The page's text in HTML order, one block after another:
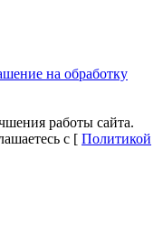
на обработку
работы сайта.
с [ Политикой